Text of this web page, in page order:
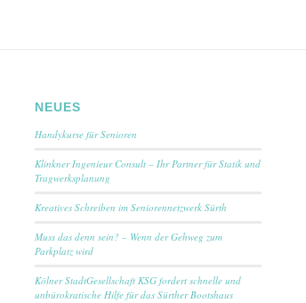
NEUES
Handykurse für Senioren
Klinkner Ingenieur Consult – Ihr Partner für Statik und
Tragwerksplanung
Kreatives Schreiben im Seniorennetzwerk Sürth
Muss das denn sein? – Wenn der Gehweg zum
Parkplatz wird
Kölner StadtGesellschaft KSG fordert schnelle und
unbürokratische Hilfe für das Sürther Bootshaus